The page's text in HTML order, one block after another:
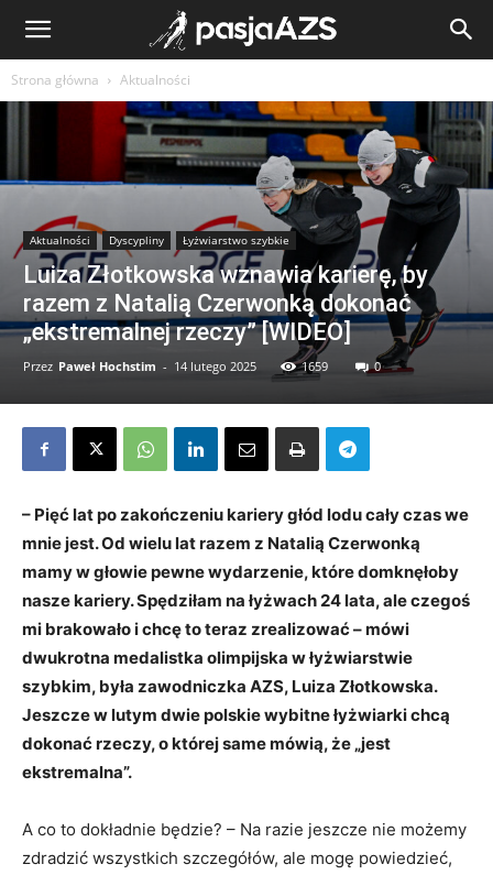
Strona główna Aktualności
Aktualności Dyscypliny Łyżwiarstwo szybkie
Luiza Złotkowska wznawia karierę, by
razem z Natalią Czerwonką dokonać
„ekstremalnej rzeczy” [WIDEO]
Przez Paweł Hochstim - 14 lutego 2025 1659 0
– Pięć lat po zakończeniu kariery głód lodu cały czas we
mnie jest. Od wielu lat razem z Natalią Czerwonką
mamy w głowie pewne wydarzenie, które domknęłoby
nasze kariery. Spędziłam na łyżwach 24 lata, ale czegoś
mi brakowało i chcę to teraz zrealizować – mówi
dwukrotna medalistka olimpijska w łyżwiarstwie
szybkim, była zawodniczka AZS, Luiza Złotkowska.
Jeszcze w lutym dwie polskie wybitne łyżwiarki chcą
dokonać rzeczy, o której same mówią, że „jest
ekstremalna”.
A co to dokładnie będzie? – Na razie jeszcze nie możemy
zdradzić wszystkich szczegółów, ale mogę powiedzieć,